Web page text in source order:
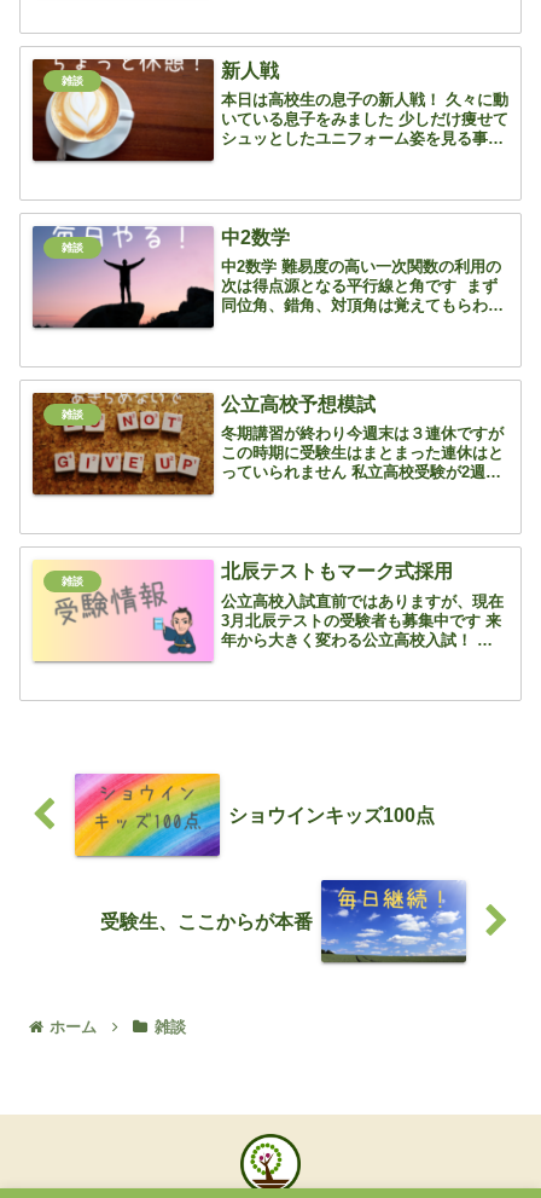
ん！ 90点を切ったら、要注意！ 80点台
で安心している...
雑談 新人戦
本日は高校生の息子の新人戦！ 久々に動
いている息子をみました 少しだけ痩せて
シュッとしたユニフォーム姿を見る事が
んが、健闘を祈っております さて、先
週内谷中１、2...
雑談 中2数学
中2数学 難易度の高い一次関数の利用の
次は得点源となる平行線と角です まず
同位角、錯角、対頂角は覚えてもらわな
覚えてしまえば簡単です 多角形の角度
も同様ですね！ ...
雑談 公立高校予想模試
冬期講習が終わり今週末は３連休ですが
この時期に受験生はまとまった連休はと
っていられません 私立高校受験が2週間
週末から再来週くらいには2回目の倍率
がでると思いますが、...
雑談 北辰テストもマーク式採用
公立高校入試直前ではありますが、現在
3月北辰テストの受験者も募集中です 来
年から大きく変わる公立高校入試！ 入試
がなくなったりと大きな変更がありま
ショウインキッズ100点
受験生、ここからが本番
ホーム 雑談